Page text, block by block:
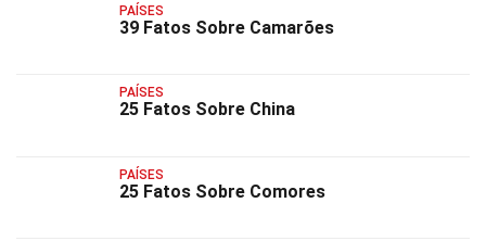
PAÍSES
39 Fatos Sobre Camarões
PAÍSES
25 Fatos Sobre China
PAÍSES
25 Fatos Sobre Comores